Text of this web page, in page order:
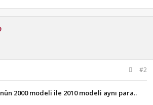
#2
2000 modeli ile 2010 modeli aynı para..